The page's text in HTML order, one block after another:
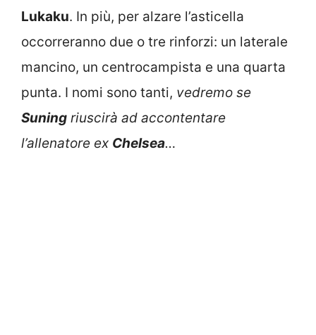
Lukaku. In più, per alzare l’asticella
occorreranno due o tre rinforzi: un laterale
mancino, un centrocampista e una quarta
punta. I nomi sono tanti, vedremo se
Suning riuscirà ad accontentare
l’allenatore ex Chelsea…